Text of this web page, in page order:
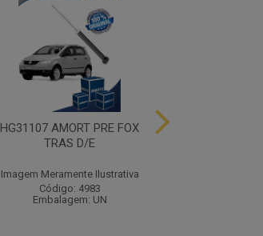
HG31107 AMORT PRE FOX
TRAS D/E
Imagem Meramente Ilustrativa
Código: 4983
Embalagem: UN
HG31126 AMORT